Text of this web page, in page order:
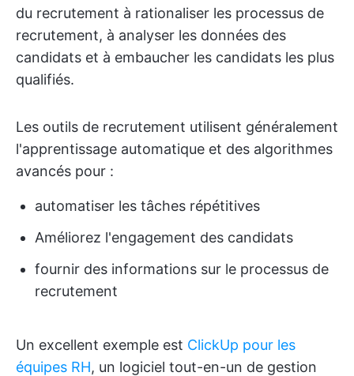
du recrutement à rationaliser les processus de
recrutement, à analyser les données des
candidats et à embaucher les candidats les plus
qualifiés.
Les outils de recrutement utilisent généralement
l'apprentissage automatique et des algorithmes
avancés pour :
automatiser les tâches répétitives
Améliorez l'engagement des candidats
fournir des informations sur le processus de
recrutement
Un excellent exemple est ClickUp pour les
équipes RH, un logiciel tout-en-un de gestion